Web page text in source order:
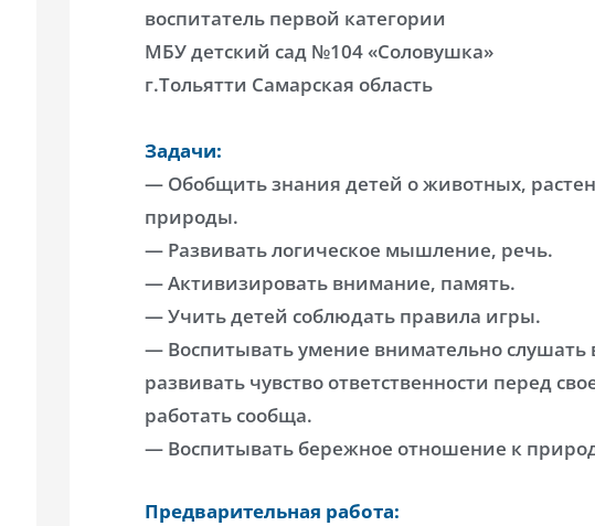
воспитатель первой категории
МБУ детский сад №104 «Соловушка»
г.Тольятти Самарская область
Задачи:
— Обобщить знания детей о животных,
природы.
— Развивать логическое мышление, речь.
— Активизировать внимание, память.
— Учить детей соблюдать правила игры.
— Воспитывать умение внимательно слушать
развивать чувство ответственности перед
работать сообща.
— Воспитывать бережное отношение к
Предварительная работа: